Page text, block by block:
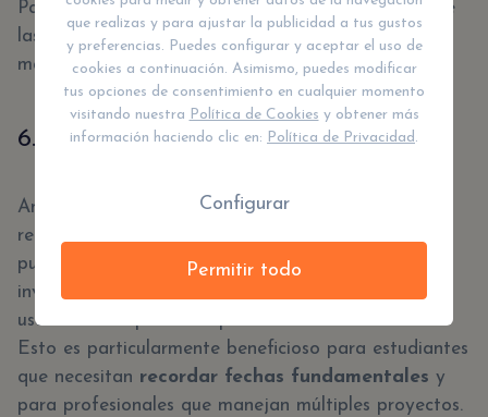
Para los adultos, es unrecordatorio constante
de
las obligaciones y responsabilidades, ayudando a
mantener un ritmo constante en la vida cotidiana.
6. Mejora la memoria
Anotar información importante en una agenda
refuerza la memoria. Este acto físico de escribir
puede mejorar la retención de información, ya que
involucra una parte del cerebro diferente a la que
usamos al simplemente pensar en nuestras tareas.
Esto es particularmente beneficioso para estudiantes
que necesitan recordar fechas fundamentales y
para profesionales que manejan múltiples proyectos.
que realizas y para ajustar la publicidad a tus gustos
y preferencias. Puedes configurar y aceptar el uso de
cookies a continuación. Asimismo, puedes modificar
tus opciones de consentimiento en cualquier momento
visitando nuestra Política de Cookies y obtener más
información haciendo clic en: Política de Privacidad .
Configurar
Permitir todo